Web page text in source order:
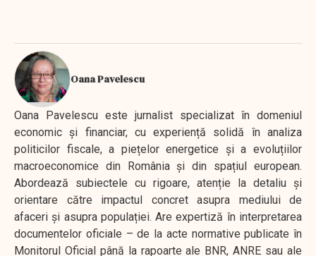
Oana Pavelescu
Oana Pavelescu este jurnalist specializat în domeniul
economic și financiar, cu experiență solidă în analiza
politicilor fiscale, a piețelor energetice și a evoluțiilor
macroeconomice din România și din spațiul european.
Abordează subiectele cu rigoare, atenție la detaliu și
orientare către impactul concret asupra mediului de
afaceri și asupra populației. Are expertiză în interpretarea
documentelor oficiale – de la acte normative publicate în
Monitorul Oficial până la rapoarte ale BNR, ANRE sau ale